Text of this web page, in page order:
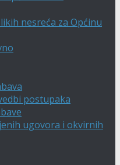
nesreća za Općinu
postupaka
ugovora i okvirnih